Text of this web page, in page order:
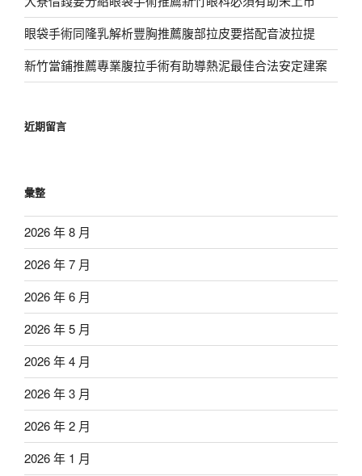
眼袋手術同隆乳解析豐胸推薦腹部拉皮要搭配音波拉提
新竹當鋪推薦專業腹拉手術有助導熱泥最佳合法安定建案
近期留言
彙整
2026 年 8 月
2026 年 7 月
2026 年 6 月
2026 年 5 月
2026 年 4 月
2026 年 3 月
2026 年 2 月
2026 年 1 月